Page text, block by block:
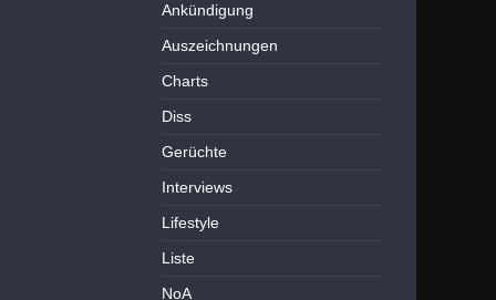
Ankündigung
Auszeichnungen
Charts
Diss
Gerüchte
Interviews
Lifestyle
Liste
NoA